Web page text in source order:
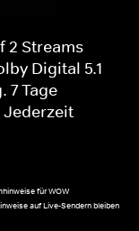
2 Streams
Digital 5.1
7 Tage
Jederzeit
für WOW
auf Live-Sendern bleiben